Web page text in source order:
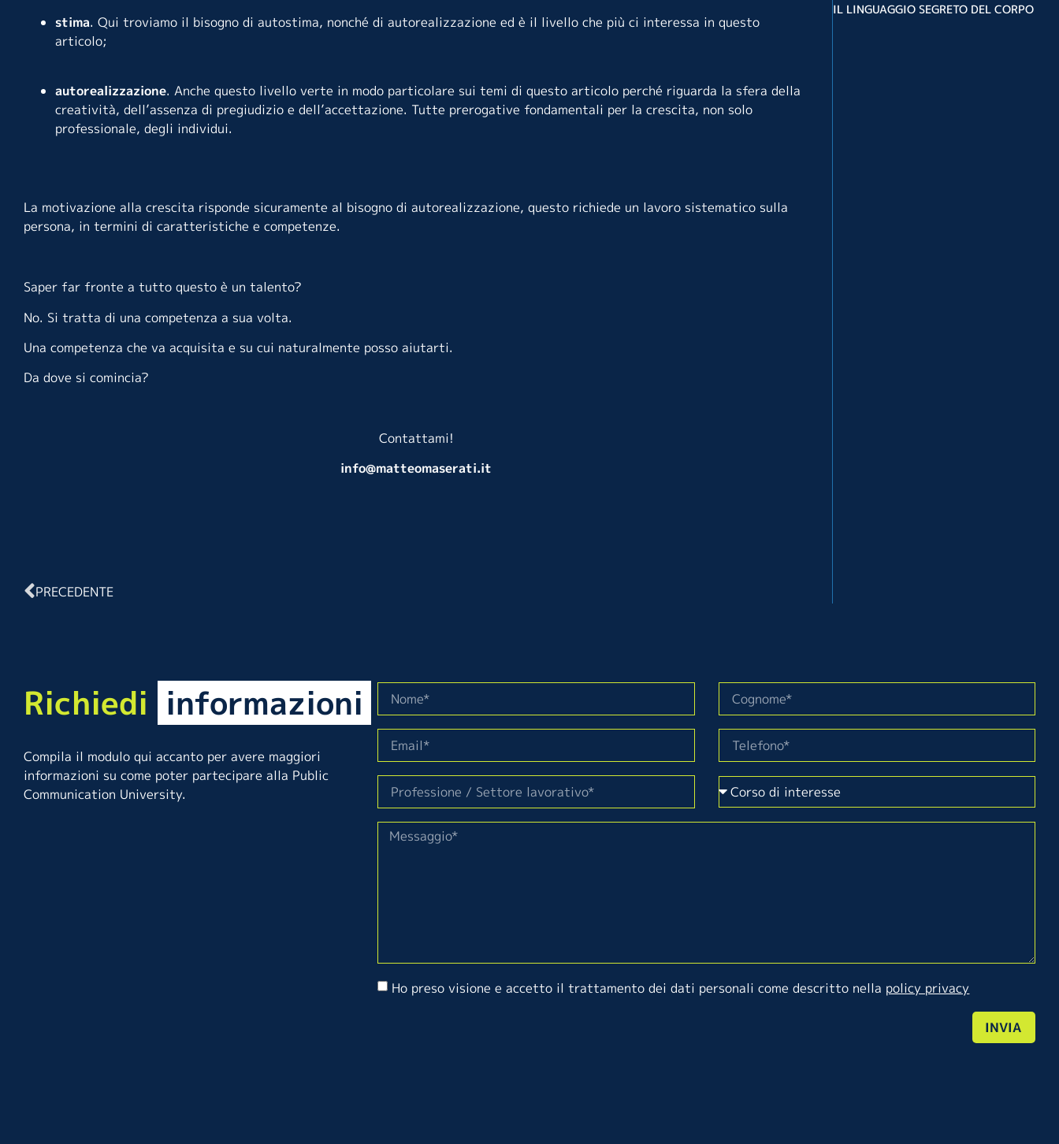
stima. Qui troviamo il bisogno di autostima, nonché di autorealizzazione ed è il livello che più ci interessa in questo
articolo;
autorealizzazione. Anche questo livello verte in modo particolare sui temi di questo articolo perché riguarda la sfera della
creatività, dell’assenza di pregiudizio e dell’accettazione. Tutte prerogative fondamentali per la crescita, non solo
professionale, degli individui.
La motivazione alla crescita risponde sicuramente al bisogno di autorealizzazione, questo richiede un lavoro sistematico sulla
persona, in termini di caratteristiche e competenze.
Saper far fronte a tutto questo è un talento?
No. Si tratta di una competenza a sua volta.
Una competenza che va acquisita e su cui naturalmente posso aiutarti.
Da dove si comincia?
Contattami!
info@matteomaserati.it
PRECEDENTE
IL LINGUAGGIO SEGRETO DEL CORPO
Richiedi informazioni
Compila il modulo qui accanto per avere maggiori
informazioni su come poter partecipare alla Public
Communication University.
Ho preso visione e accetto il trattamento dei dati personali come descritto nella policy privacy
INVIA